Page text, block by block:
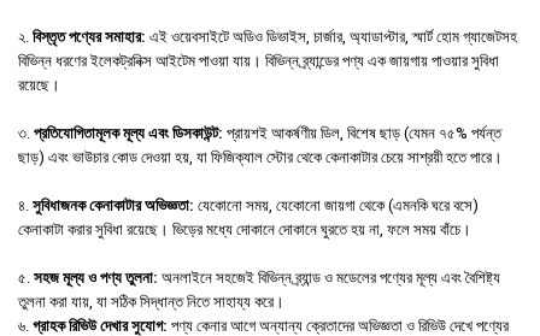
২. বিস্তৃত পণ্যের সমাহার: এই ওয়েবসাইটে অডিও ডিভাইস, চার্জার, অ্যাডাপ্টার, স্মার্ট হোম গ্যাজেটসহ
বিভিন্ন ধরণের ইলেকট্রনিক্স আইটেম পাওয়া যায়। বিভিন্ন ব্র্যান্ডের পণ্য এক জায়গায় পাওয়ার সুবিধা
রয়েছে।
৩. প্রতিযোগিতামূলক মূল্য এবং ডিসকাউন্ট: প্রায়শই আকর্ষণীয় ডিল, বিশেষ ছাড় (যেমন ৭৫% পর্যন্ত
ছাড়) এবং ভাউচার কোড দেওয়া হয়, যা ফিজিক্যাল স্টোর থেকে কেনাকাটার চেয়ে সাশ্রয়ী হতে পারে।
৪. সুবিধাজনক কেনাকাটার অভিজ্ঞতা: যেকোনো সময়, যেকোনো জায়গা থেকে (এমনকি ঘরে বসে)
কেনাকাটা করার সুবিধা রয়েছে। ভিড়ের মধ্যে দোকানে দোকানে ঘুরতে হয় না, ফলে সময় বাঁচে।
৫. সহজ মূল্য ও পণ্য তুলনা: অনলাইনে সহজেই বিভিন্ন ব্র্যান্ড ও মডেলের পণ্যের মূল্য এবং বৈশিষ্ট্য
তুলনা করা যায়, যা সঠিক সিদ্ধান্ত নিতে সাহায্য করে।
৬. গ্রাহক রিভিউ দেখার সুযোগ: পণ্য কেনার আগে অন্যান্য ক্রেতাদের অভিজ্ঞতা ও রিভিউ দেখে পণ্যের